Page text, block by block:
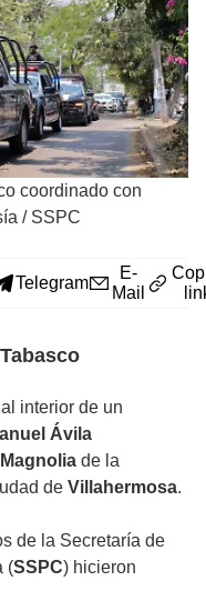
coordinado con
/ SSPC
Telegram
E-
Mail
interior de un
Ávila
Magnolia de la
de Villahermosa.
de la Secretaría de
(SSPC) hicieron